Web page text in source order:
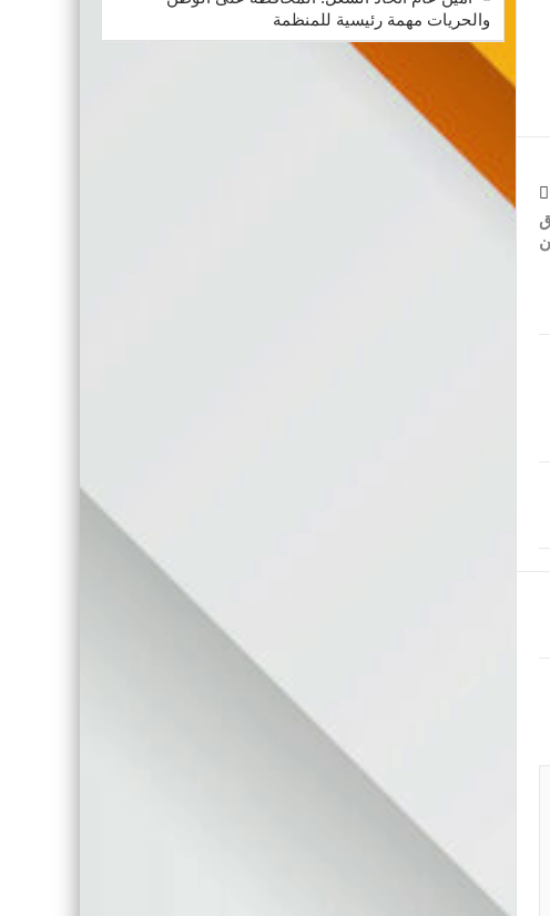
والحريات مهمة رئيسية للمنظمة